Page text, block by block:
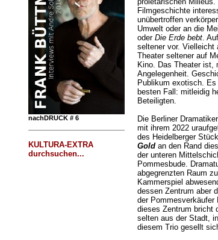
nachDRUCK # 6
KULTURA-EXTRA
durchsuchen...
Filmgeschichte
unübertroffen
Umwelt oder an die
oder Die Erde bebt.
seltener vor. Vielleicht
Theater seltener auf
Kino. Das Theater ist,
Angelegenheit.
Publikum exotisch.
besten Fall: mitleidig
Beteiligten.
Die Berliner
mit ihrem 2022
des Heidelberger
Goldan den Rand
der unteren
Pommesbude.
abgegrenzten Raum
Kammerspiel
dessen Zentrum aber
der Pommesverkäufer
dieses Zentrum bricht
selten aus der Stadt,
diesem Trio gesellt